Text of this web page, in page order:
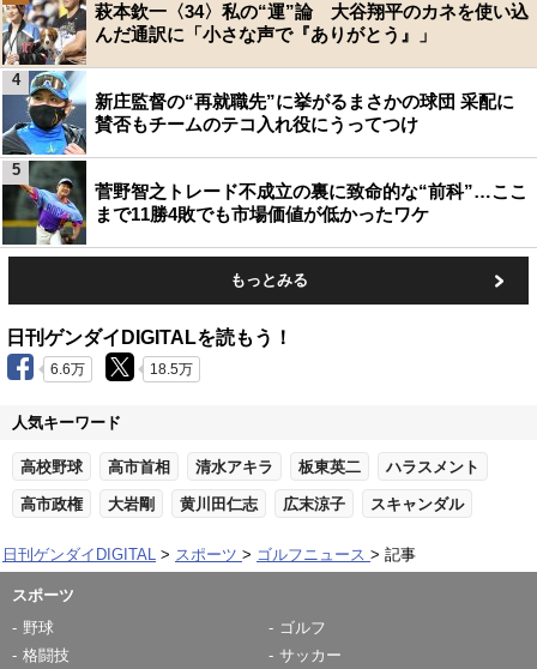
萩本欽一〈34〉私の“運”論 大谷翔平のカネを使い込
んだ通訳に「小さな声で『ありがとう』」
新庄監督の“再就職先”に挙がるまさかの球団 采配に
賛否もチームのテコ入れ役にうってつけ
4
菅野智之トレード不成立の裏に致命的な“前科”…ここ
まで11勝4敗でも市場価値が低かったワケ
5
もっとみる
日刊ゲンダイDIGITALを読もう！
6.6万 18.5万
人気キーワード
高校野球 高市首相 清水アキラ 板東英二 ハラスメント
高市政権 大岩剛 黄川田仁志 広末涼子 スキャンダル
日刊ゲンダイDIGITAL スポーツ ゴルフニュース 記事
スポーツ
野球
ゴルフ
格闘技
サッカー